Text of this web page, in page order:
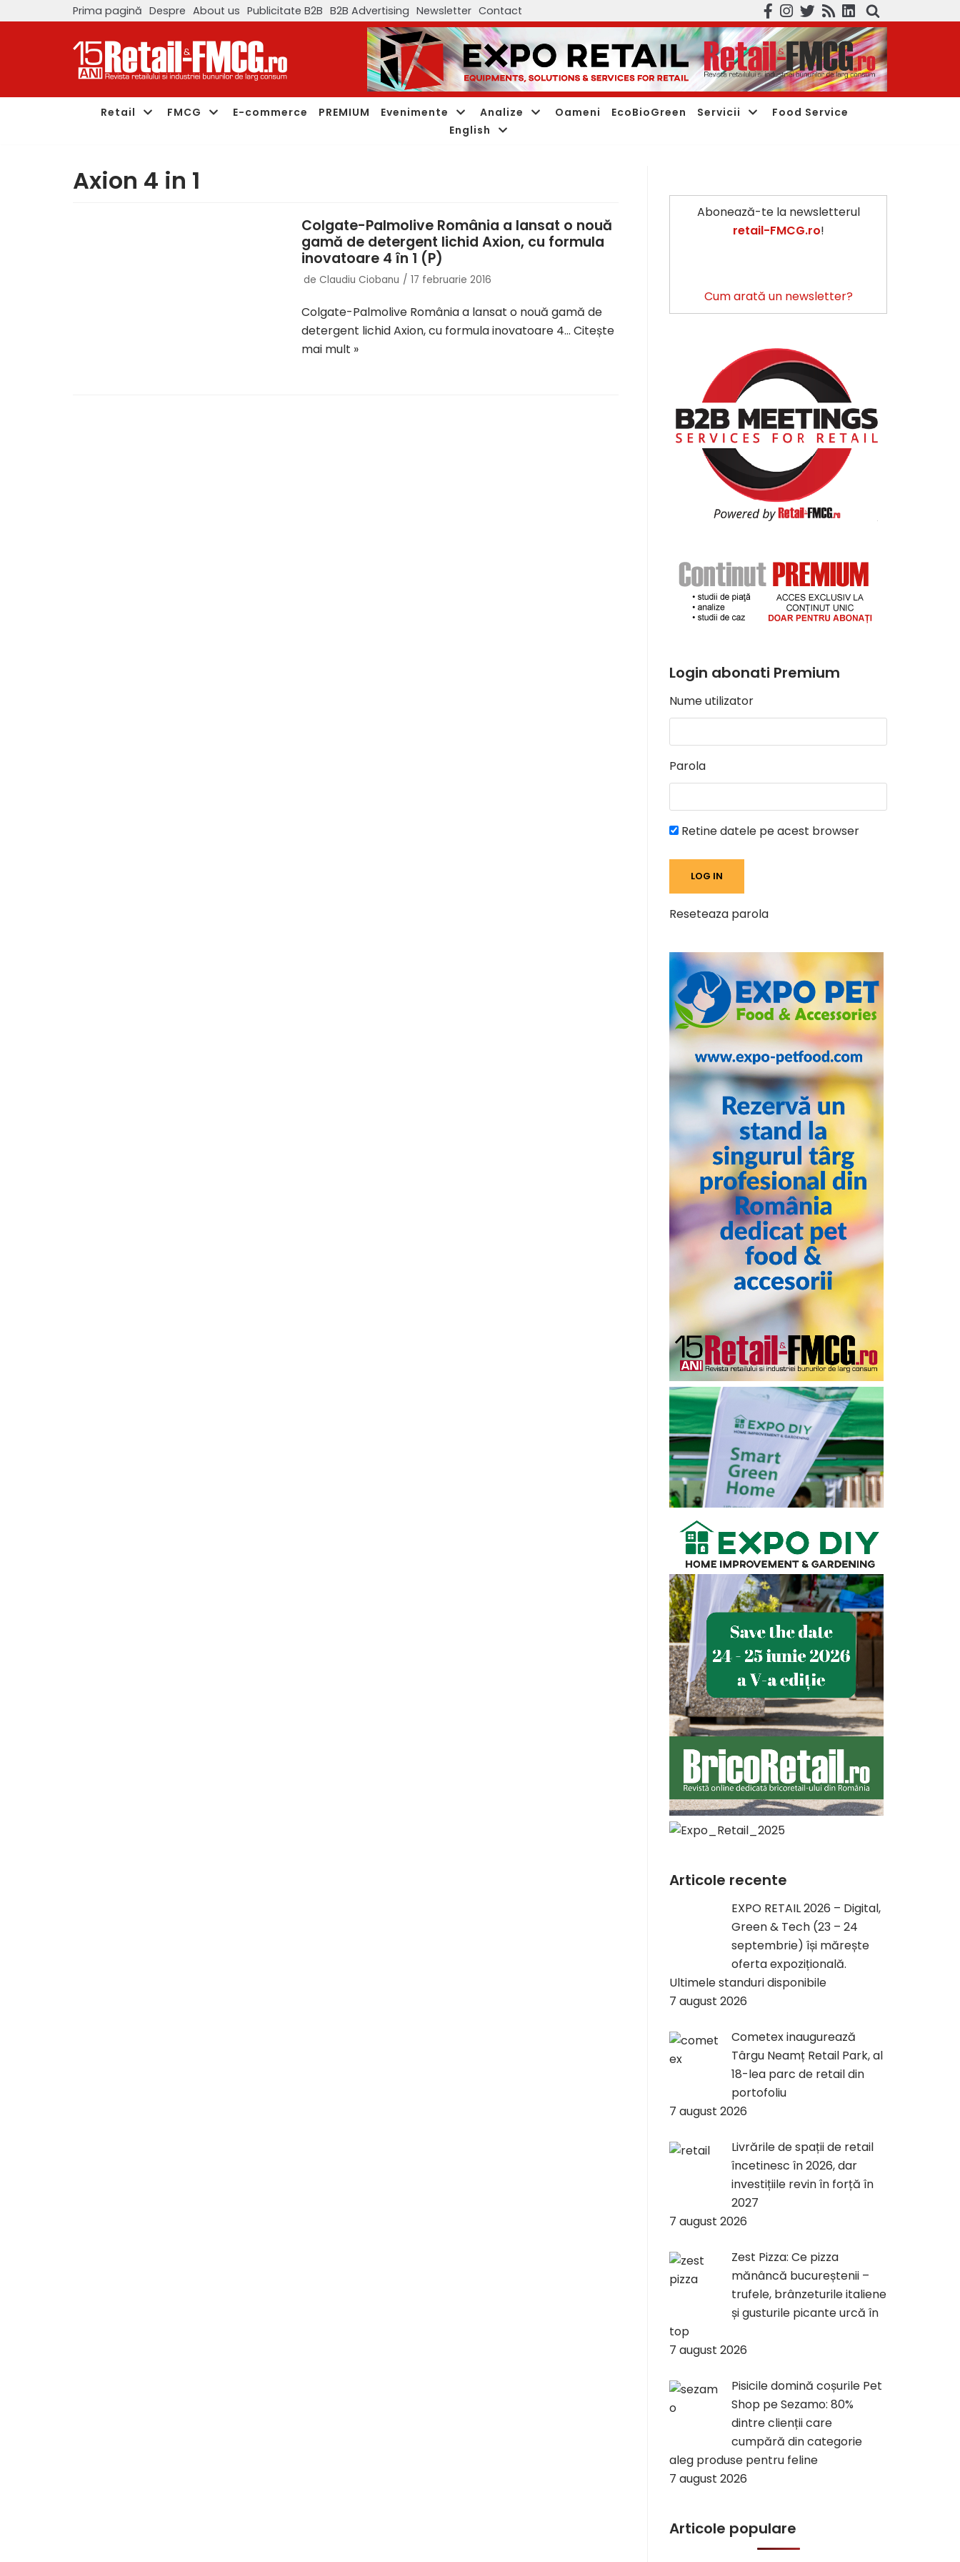
Prima pagină Despre About us Publicitate B2B B2B Advertising Newsletter Contact
Retail FMCG E-commerce PREMIUM Evenimente Analize Oameni EcoBioGreen Servicii
Food Service
English
Axion 4 in 1
Colgate-Palmolive România a lansat o nouă
gamă de detergent lichid Axion, cu formula
inovatoare 4 în 1 (P)
de Claudiu Ciobanu 17 februarie 2016
Colgate-Palmolive România a lansat o nouă gamă de
detergent lichid Axion, cu formula inovatoare 4… Citește
mai mult »
Abonează-te la newsletterul
retail-FMCG.ro!
Cum arată un newsletter?
Login abonati Premium
Nume utilizator
Parola
Retine datele pe acest browser
Reseteaza parola
Articole recente
EXPO RETAIL 2026 – Digital,
Green & Tech (23 – 24
septembrie) își mărește
oferta expozițională.
Ultimele standuri disponibile
7 august 2026
Cometex inaugurează
Târgu Neamț Retail Park, al
18-lea parc de retail din
portofoliu
7 august 2026
Livrările de spații de retail
încetinesc în 2026, dar
investițiile revin în forță în
2027
7 august 2026
Zest Pizza: Ce pizza
mănâncă bucureștenii –
trufele, brânzeturile italiene
și gusturile picante urcă în
top
7 august 2026
Pisicile domină coșurile Pet
Shop pe Sezamo: 80%
dintre clienții care
cumpără din categorie
aleg produse pentru feline
7 august 2026
Articole populare